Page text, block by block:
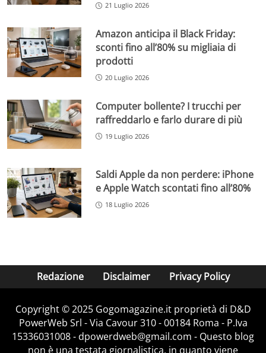
21 Luglio 2026
Amazon anticipa il Black Friday:
sconti fino all’80% su migliaia di
prodotti
20 Luglio 2026
Computer bollente? I trucchi per
raffreddarlo e farlo durare di più
19 Luglio 2026
Saldi Apple da non perdere: iPhone
e Apple Watch scontati fino all’80%
18 Luglio 2026
Redazione Disclaimer Privacy Policy
Copyright © 2025 Gogomagazine.it proprietà di D&D
PowerWeb Srl - Via Cavour 310 - 00184 Roma - P.Iva
15336031008 - dpowerdweb@gmail.com - Questo blog
non è una testata giornalistica, in quanto viene